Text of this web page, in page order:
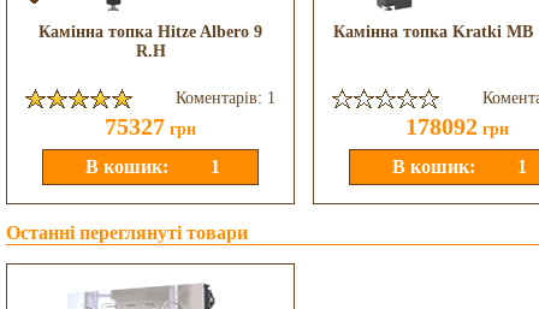
Камінна топка Hitze Albero 9
R.H
Коментарів: 1
75327 грн
Камінна топка Kratki MB
178092 грн
Останні переглянуті товари